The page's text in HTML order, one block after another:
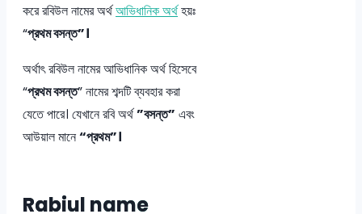
করে রবিউল নামের অর্থআভিধানিক অর্থহয়ঃ
“প্রথম বসন্ত”।
অর্থাৎ রবিউল নামের আভিধানিক অর্থ হিসেবে
“প্রথম বসন্ত” নামের শব্দটি ব্যবহার করা
যেতে পারে। যেখানে রবি অর্থ”বসন্ত” এবং
আউয়াল মানে“প্রথম”।
Rabiul name